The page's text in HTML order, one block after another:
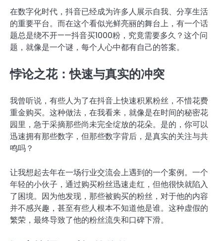
在数字化时代，抖音已经成为许多人展示自我、分享生活
的重要平台。而在这个看似光鲜亮丽的舞台上，有一个话
题总是绕不开——抖音买1000粉，究竟需要多久？这个问
题，就像是一个谜，每个人心中都有自己的答案。
悖论之花：快速与真实的冲突
我曾听说，有些人为了在抖音上快速积累粉丝，不惜花费
重金购买。这种做法，在我看来，就像是在时间的秘密花
园里，急于采摘那些尚未完全绽放的花朵。是的，你可以
迅速拥有那些数字，但那些数字背后，是真实的关注与共
鸣吗？
让我想起去年在一场行业交流会上遇到的一个案例。一个
年轻的小伙子，通过购买粉丝迅速走红，但他很快就陷入
了困境。因为他发现，那些被购买的粉丝，对于他的内容
并不感兴趣，甚至有些人根本不知道他是谁。这种虚假的
繁荣，最终导致了他的粉丝流失和口碑下滑。